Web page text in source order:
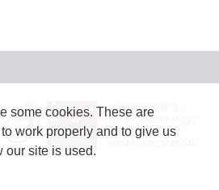
JASRAC許諾番号：
9024936001Y45037
JASRAC許諾番号：
some cookies. These are
work properly and to give us
our site is used.